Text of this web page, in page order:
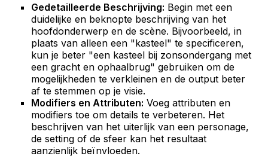
Gedetailleerde Beschrijving: Begin met een
duidelijke en beknopte beschrijving van het
hoofdonderwerp en de scène. Bijvoorbeeld, in
plaats van alleen een "kasteel" te specificeren,
kun je beter "een kasteel bij zonsondergang met
een gracht en ophaalbrug" gebruiken om de
mogelijkheden te verkleinen en de output beter
af te stemmen op je visie.
Modifiers en Attributen: Voeg attributen en
modifiers toe om details te verbeteren. Het
beschrijven van het uiterlijk van een personage,
de setting of de sfeer kan het resultaat
aanzienlijk beïnvloeden.